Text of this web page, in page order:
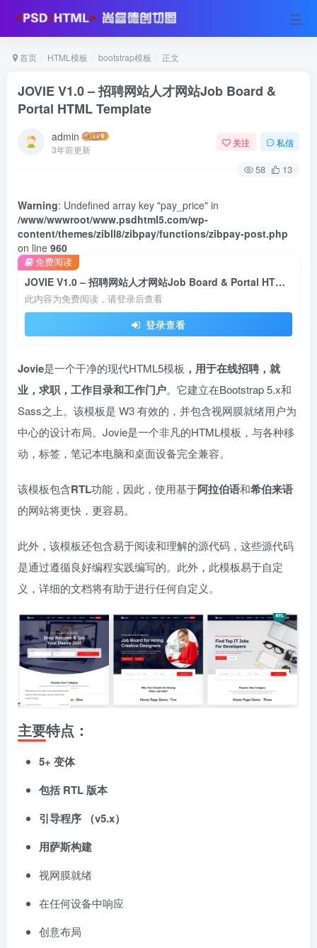
首页 HTML模板 bootstrap模板 正文
JOVIE V1.0 – 招聘网站人才网站Job Board &
Portal HTML Template
admin
3年前更新
关注 私信
58 13
Warning: Undefined array key "pay_price" in
/www/wwwroot/www.psdhtml5.com/wp-
content/themes/zibll8/zibpay/functions/zibpay-post.php
on line 960
JOVIE V1.0 – 招聘网站人才网站Job Board & Portal HTML Template
此内容为免费阅读，请登录后查看
登录查看
免费阅读
Jovie是一个干净的现代HTML5模板 ，用于在线招聘，就
业，求职，工作目录和工作门户。它建立在Bootstrap 5.x和
Sass之上。该模板是 W3 有效的，并包含视网膜就绪用户为
中心的设计布局。Jovie是一个非凡的HTML模板，与各种移
动，标签，笔记本电脑和桌面设备完全兼容。
该模板包含RTL功能，因此，使用基于阿拉伯语和希伯来语
的网站将更快，更容易。
此外，该模板还包含易于阅读和理解的源代码，这些源代码
是通过遵循良好编程实践编写的。此外，此模板易于自定
义，详细的文档将有助于进行任何自定义。
主要特点：
5+ 变体
包括 RTL 版本
引导程序 （v5.x）
用萨斯构建
视网膜就绪
在任何设备中响应
创意布局